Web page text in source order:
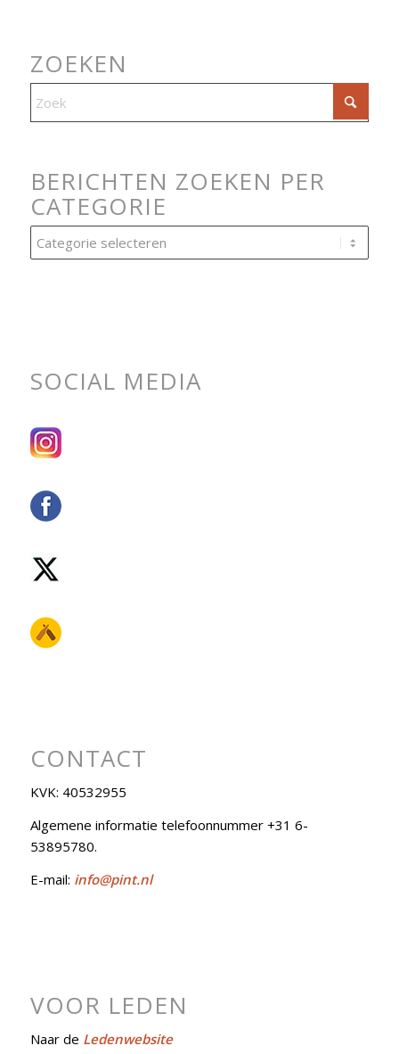
ZOEKEN
BERICHTEN ZOEKEN PER
CATEGORIE
Berichten
zoeken
SOCIAL MEDIA
CONTACT
KVK: 40532955
Algemene informatie telefoonnummer +31 6-
53895780.
E-mail: info@pint.nl
VOOR LEDEN
Naar de Ledenwebsite